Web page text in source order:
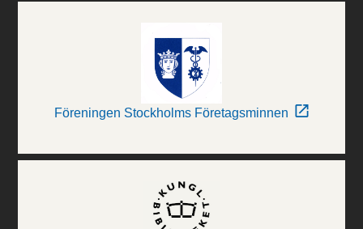
Föreningen Stockholms Företagsminnen